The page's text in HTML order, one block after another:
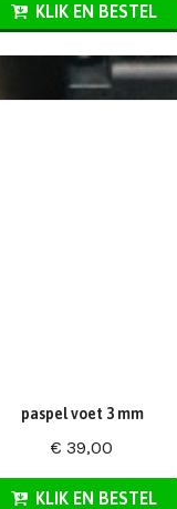
KLIK EN BESTEL
paspel voet 3 mm
€ 39,00
KLIK EN BESTEL